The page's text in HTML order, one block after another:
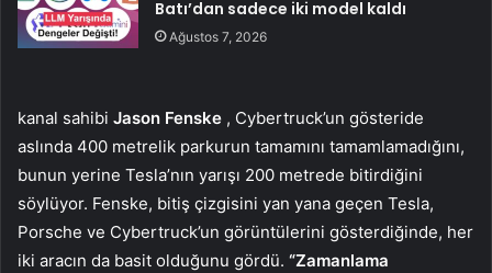
Batı’dan sadece iki model kaldı
Ağustos 7, 2026
kanal sahibi Jason Fenske , Cybertruck’un gösteride
aslında 400 metrelik parkurun tamamını tamamlamadığını,
bunun yerine Tesla’nın yarışı 200 metrede bitirdiğini
söylüyor. Fenske, bitiş çizgisini yan yana geçen Tesla,
Porsche ve Cybertruck’un görüntülerini gösterdiğinde, her
iki aracın da basit olduğunu gördü. “Zamanlama